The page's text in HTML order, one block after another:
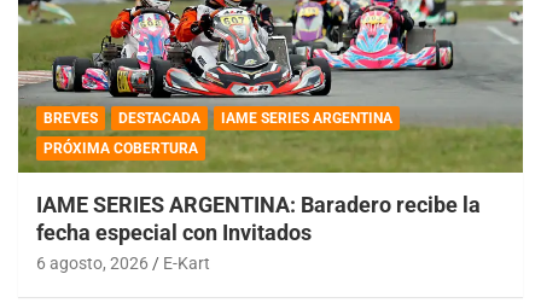
BREVES DESTACADA
IAME SERIES ARGENTINA
PRÓXIMA COBERTURA
IAME SERIES ARGENTINA: Baradero recibe la
fecha especial con Invitados
6 agosto, 2026 E-Kart